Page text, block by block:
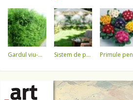
gardul viu-minune! sistem de pulverizare a apei primule pentru 1 martie 3,5 lei / ghiveci !!!!